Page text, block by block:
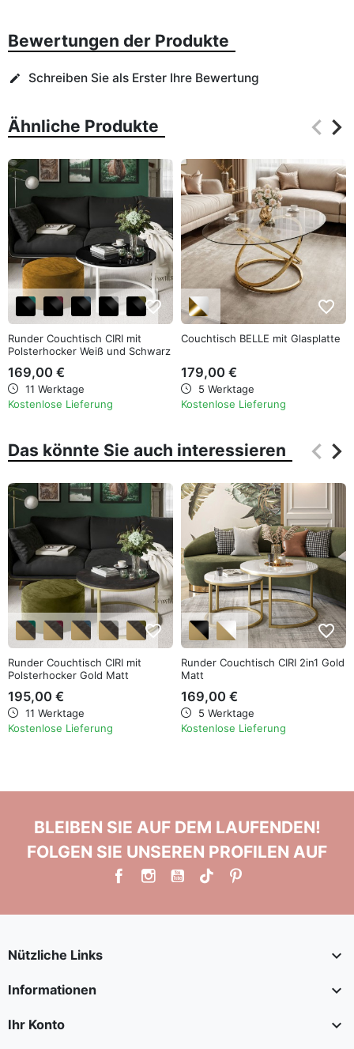
Bewertungen der Produkte
edit Schreiben Sie als Erster Ihre Bewertung
Ähnliche Produkte keyboard_arrow_left
keyboard_arrow_right
favorite_border
Runder Couchtisch CIRI mit
Polsterhocker Weiß und Schwarz
169,00 €
11 Werktage
Kostenlose Lieferung
favorite_border
Couchtisch BELLE mit Glasplatte
179,00 €
5 Werktage
Kostenlose Lieferung
Das könnte Sie auch interessieren keyboard_arrow_left
keyboard_arrow_right
favorite_border
Runder Couchtisch CIRI mit
Polsterhocker Gold Matt
195,00 €
11 Werktage
Kostenlose Lieferung
favorite_border
Runder Couchtisch CIRI 2in1 Gold
Matt
169,00 €
5 Werktage
Kostenlose Lieferung
BLEIBEN SIE AUF DEM LAUFENDEN!
FOLGEN SIE UNSEREN PROFILEN AUF
Nützliche Links 
Informationen 
Ihr Konto 